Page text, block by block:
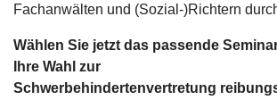
Fachanwälten und (Sozial-)Richtern
Wählen Sie jetzt das passende
Ihre Wahl zur
Schwerbehindertenvertretung